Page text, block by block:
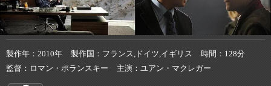
製作年 2010年 製作国 フランス,ドイツ,イギリス 時間
128分
監督
ロマン・ポランスキー 主演 ユアン・マクレガー